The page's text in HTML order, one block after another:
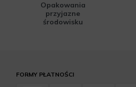
Opakowania
przyjazne
środowisku
FORMY PŁATNOŚCI